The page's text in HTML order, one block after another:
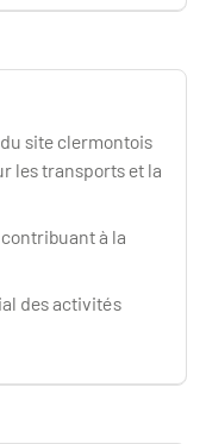
site clermontois
les transports et la
à la
des activités